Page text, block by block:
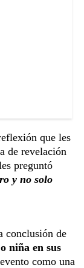
que les
de revelación
preguntó
y no solo
conclusión de
niña en sus
como una